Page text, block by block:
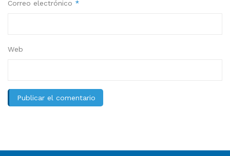
Correo electrónico *
Web